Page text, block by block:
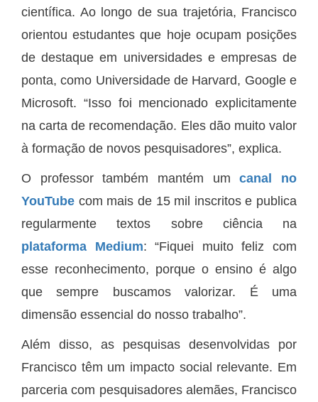
científica. Ao longo de sua trajetória, Francisco
orientou estudantes que hoje ocupam posições
de destaque em universidades e empresas de
ponta, como Universidade de Harvard, Google e
Microsoft. “Isso foi mencionado explicitamente
na carta de recomendação. Eles dão muito valor
à formação de novos pesquisadores”, explica.
O professor também mantém umcanal no
YouTube com mais de 15 mil inscritos e publica
regularmente textos sobre ciência na
plataforma Medium: “Fiquei muito feliz com
esse reconhecimento, porque o ensino é algo
que sempre buscamos valorizar. É uma
dimensão essencial do nosso trabalho”.
Além disso, as pesquisas desenvolvidas por
Francisco têm um impacto social relevante. Em
parceria com pesquisadores alemães, Francisco